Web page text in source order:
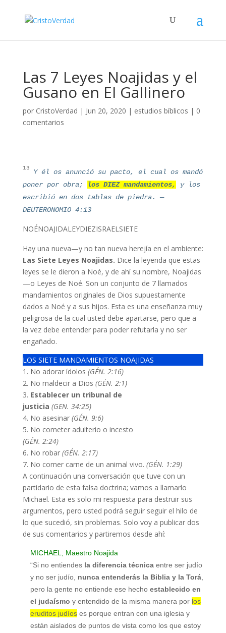
Las 7 Leyes Noajidas y el
Gusano en El Gallinero
por CristoVerdad | Jun 20, 2020 | estudios bíblicos | 0
comentarios
13
Y él os anunció su pacto, el cual os mandó
poner por obra;
los DIEZ mandamientos,
y los
escribió en dos tablas de piedra.
—
DEUTERONOMIO 4:13
NOÉNOAJIDALEYDIEZISRAELSIETE
Hay una nueva—y no tan nueva herejía en el ambiente:
Las Siete Leyes Noajidas. Dice la leyenda que estas
leyes se le dieron a Noé, y de ahí su nombre, Noajidas
—o Leyes de Noé. Son un conjunto de 7 llamados
mandamientos originales de Dios supuestamente
dados a Noé y a sus hijos. Esta es una enseñanza muy
peligrosa de la cual usted debe apartarse, pero que a
la vez debe entender para poder refutarla y no ser
engañado.
LOS SIETE MANDAMIENTOS NOAJIDAS
1. No adorar ídolos (GÉN. 2:16)
2. No maldecir a Dios (GÉN. 2:1)
3. Establecer un tribunal de
justicia (GEN. 34:25)
4. No asesinar (GÉN. 9:6)
5. No cometer adulterio o incesto
(GÉN. 2:24)
6. No robar (GÉN. 2:17)
7. No comer carne de un animal vivo. (GÉN. 1:29)
A continuación una conversación que tuve con un
partidario de esta falsa doctrina; vamos a llamarlo
Michael. Esta es solo mi respuesta para destruir sus
argumentos, pero usted podrá seguir seguir el hilo de
lo que sucedió, sin problemas. Solo voy a publicar dos
de sus comentarios y partiremos desde ahí:
MICHAEL, Maestro Noajida
“Si no entiendesla diferencia técnicaentre ser judío
y no ser judío, nunca entenderás la Biblia y la Torá,
pero la gente no entiende ese hecho establecido en
el judaísmo y entendido de la misma manera por los
eruditos judíoses porque entran con una iglesia y
están aislados de puntos de vista como los que estoy